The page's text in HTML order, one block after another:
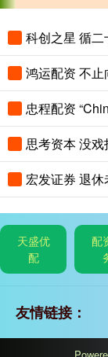
科创之星 循
天盛优
配
配
友情链接：